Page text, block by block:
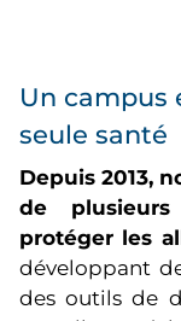
Un campus
seule santé
Depuis 2013,
de
protéger les
développant
des outils de